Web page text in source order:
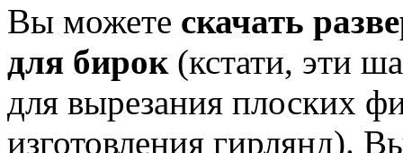
Вы можете скачать
для бирок(кстати, эти
для вырезания плоских
изготовления гирлянд).